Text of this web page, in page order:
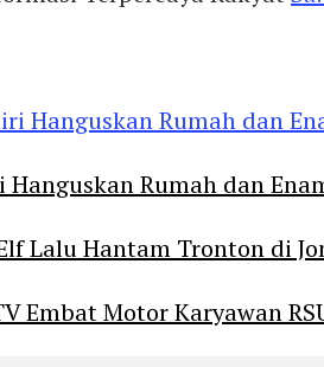
Rumah dan
Lalu Hantam Tronton di
Embat Motor Karyawan